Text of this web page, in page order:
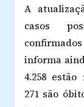
A
casos
informa
4.258
271 são